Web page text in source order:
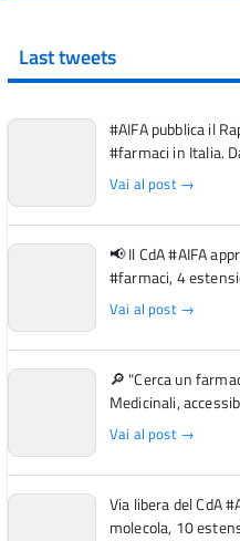
Last tweets
#AIFA pubblica il
#farmaci in Italia.
Vai al post →
📢 Il CdA #AIFA
#farmaci, 4
Vai al post →
🔎 "Cerca un
Medicinali,
Vai al post →
Via libera del CdA
molecola, 10